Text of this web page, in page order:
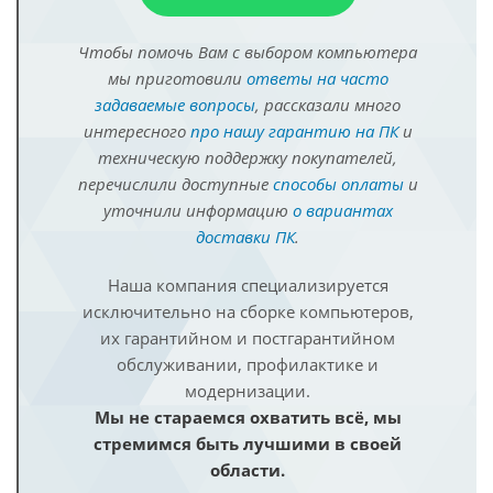
Чтобы помочь Вам с выбором компьютера
мы приготовили ответы на часто
задаваемые вопросы, рассказали много
интересного про нашу гарантию на ПКи
техническую поддержку покупателей,
перечислили доступные способы оплатыи
уточнили информацию о вариантах
доставки ПК.
Наша компания специализируется
исключительно на сборке компьютеров,
их гарантийном и постгарантийном
обслуживании, профилактике и
модернизации.
Мы не стараемся охватить всё, мы
стремимся быть лучшими в своей
области.